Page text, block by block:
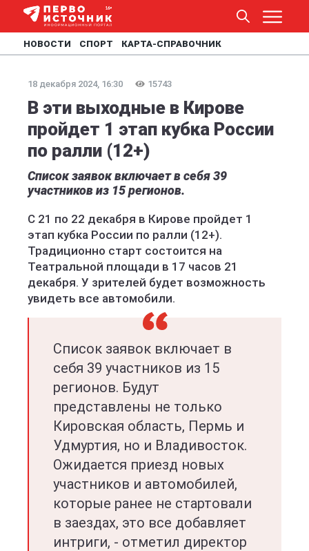
НОВОСТИ СПОРТ КАРТА-СПРАВОЧНИК
18 декабря 2024, 16:30 15743
В эти выходные в Кирове
пройдет 1 этап кубка России
по ралли (12+)
Список заявок включает в себя 39
участников из 15 регионов.
С 21 по 22 декабря в Кирове пройдет 1
этап кубка России по ралли (12+).
Традиционно старт состоится на
Театральной площади в 17 часов 21
декабря. У зрителей будет возможность
увидеть все автомобили.
Список заявок включает в
себя 39 участников из 15
регионов. Будут
представлены не только
Кировская область, Пермь и
Удмуртия, но и Владивосток.
Ожидается приезд новых
участников и автомобилей,
которые ранее не стартовали
в заездах, это все добавляет
интриги, - отметил директор